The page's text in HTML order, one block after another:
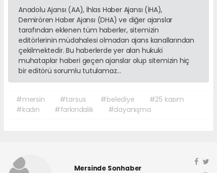
Anadolu Ajansı (AA), İhlas Haber Ajansı (İHA),
Demirören Haber Ajansı (DHA) ve diğer ajanslar
tarafından eklenen tüm haberler, sitemizin
editörlerinin müdahalesi olmadan ajans kanallarından
çekilmektedir. Bu haberlerde yer alan hukuki
muhataplar haberi geçen ajanslar olup sitemizin hiç
bir editörü sorumlu tutulamaz...
#mersin #tarsus #belediye
#25 kasım
#kadın
#farkındalık #dayanışma
Mersinde Sonhaber